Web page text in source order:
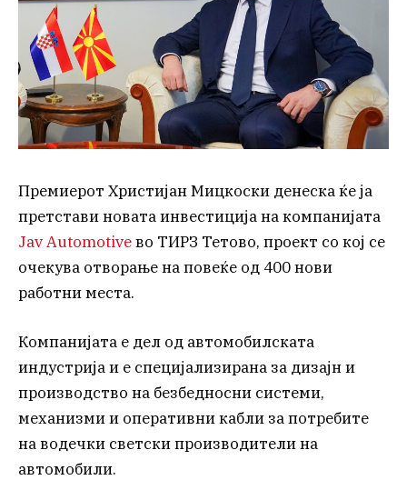
Премиерот Христијан Мицкоски денеска ќе ја
претстави новата инвестиција на компанијата
Jav Automotiveво ТИРЗ Тетово, проект со кој се
очекува отворање на повеќе од 400 нови
работни места.
Компанијата е дел од автомобилската
индустрија и е специјализирана за дизајн и
производство на безбедносни системи,
механизми и оперативни кабли за потребите
на водечки светски производители на
автомобили.